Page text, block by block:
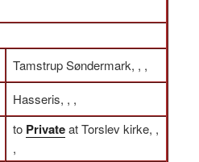
Tamstrup Søndermark, , ,
Hasseris, , ,
to Privateat Torslev kirke, ,
,